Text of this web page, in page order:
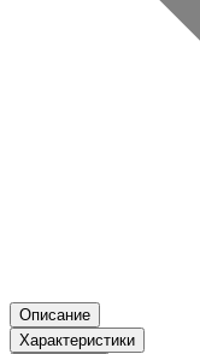
Описание
Характеристики